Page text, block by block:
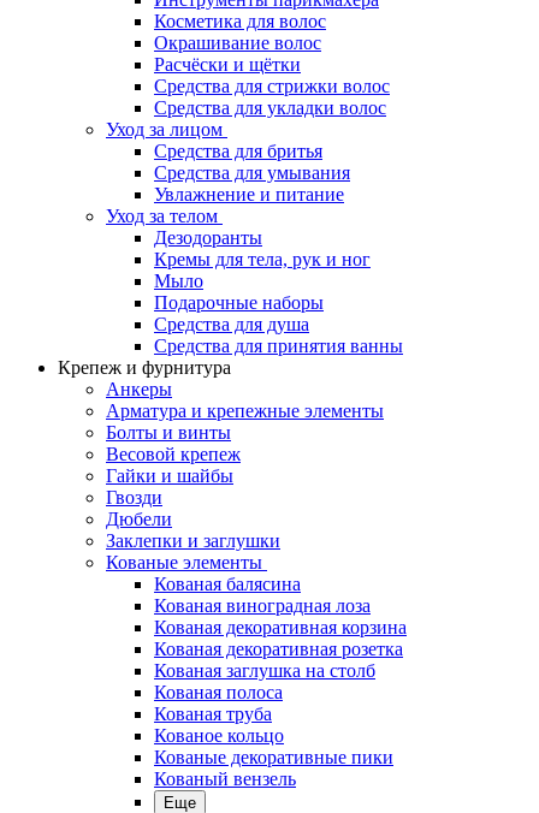
Косметика для волос
Окрашивание волос
Расчёски и щётки
Средства для стрижки волос
Средства для укладки волос
Уход за лицом
Средства для бритья
Средства для умывания
Увлажнение и питание
Уход за телом
Дезодоранты
Кремы для тела, рук и ног
Мыло
Подарочные наборы
Средства для душа
Средства для принятия ванны
Крепеж и фурнитура
Анкеры
Арматура и крепежные элементы
Болты и винты
Весовой крепеж
Гайки и шайбы
Гвозди
Дюбели
Заклепки и заглушки
Кованые элементы
Кованая балясина
Кованая виноградная лоза
Кованая декоративная корзина
Кованая декоративная розетка
Кованая заглушка на столб
Кованая полоса
Кованая труба
Кованое кольцо
Кованые декоративные пики
Кованый вензель
Еще